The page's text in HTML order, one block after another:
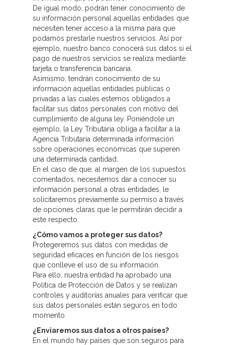
De igual modo, podrán tener conocimiento de
su información personal aquellas entidades que
necesiten tener acceso a la misma para que
podamos prestarle nuestros servicios. Así por
ejemplo, nuestro banco conocerá sus datos si el
pago de nuestros servicios se realiza mediante
tarjeta o transferencia bancaria.
Asimismo, tendrán conocimiento de su
información aquellas entidades públicas o
privadas a las cuales estemos obligados a
facilitar sus datos personales con motivo del
cumplimiento de alguna ley. Poniéndole un
ejemplo, la Ley Tributaria obliga a facilitar a la
Agencia Tributaria determinada información
sobre operaciones económicas que superen
una determinada cantidad.
En el caso de que, al margen de los supuestos
comentados, necesitemos dar a conocer su
información personal a otras entidades, le
solicitaremos previamente su permiso a través
de opciones claras que le permitirán decidir a
este respecto.
¿Cómo vamos a proteger sus datos?
Protegeremos sus datos con medidas de
seguridad eficaces en función de los riesgos
que conlleve el uso de su información.
Para ello, nuestra entidad ha aprobado una
Política de Protección de Datos y se realizan
controles y auditorías anuales para verificar que
sus datos personales están seguros en todo
momento.
¿Enviaremos sus datos a otros países?
En el mundo hay países que son seguros para